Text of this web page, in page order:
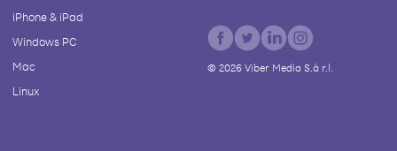
iPhone & iPad
Windows PC
Mac
Linux
© 2026Viber Media S.à r.l.